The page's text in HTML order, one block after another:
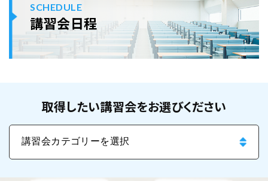
SCHEDULE
講習会日程
取得したい講習会をお選びください